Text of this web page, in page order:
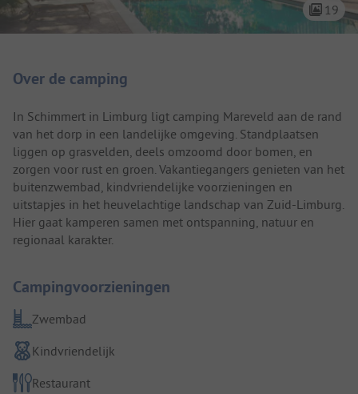
19
Over de camping
In Schimmert in Limburg ligt camping Mareveld aan de rand
van het dorp in een landelijke omgeving. Standplaatsen
liggen op grasvelden, deels omzoomd door bomen, en
zorgen voor rust en groen. Vakantiegangers genieten van het
buitenzwembad, kindvriendelijke voorzieningen en
uitstapjes in het heuvelachtige landschap van Zuid-Limburg.
Hier gaat kamperen samen met ontspanning, natuur en
regionaal karakter.
Campingvoorzieningen
Zwembad
Kindvriendelijk
Restaurant